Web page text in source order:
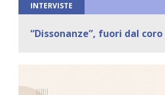
INTERVISTE
“Dissonanze”, fuori dal coro